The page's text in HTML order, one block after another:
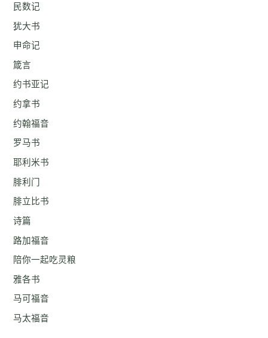
民数记
犹大书
申命记
箴言
约书亚记
约拿书
约翰福音
罗马书
耶利米书
腓利门
腓立比书
诗篇
路加福音
陪你一起吃灵粮
雅各书
马可福音
马太福音